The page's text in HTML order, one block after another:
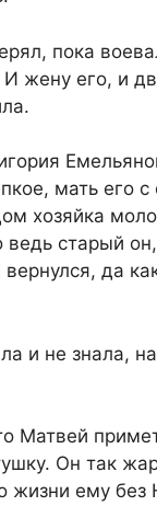
пока
жену его, и
мать его
хозяйка
ведь старый
да
и не знала,
Матвей
Он так
жизни ему без